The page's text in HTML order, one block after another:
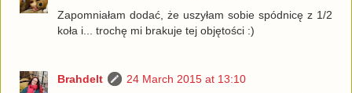
Zapomniałam dodać, że uszyłam sobie spódnicę z 1/2
koła i... trochę mi brakuje tej objętości :)
Brahdelt
24 March 2015 at 13:10